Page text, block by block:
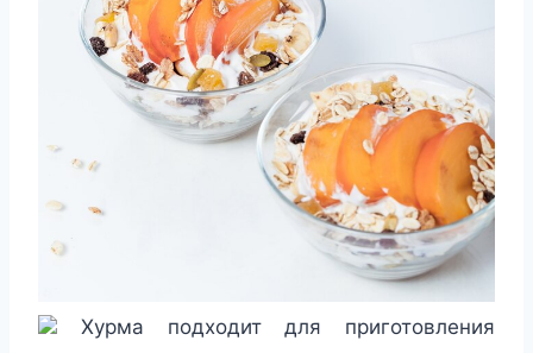
Хурма подходит для приготовления